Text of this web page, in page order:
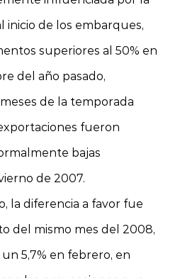
inicio de los embarques,
superiores al 50% en
del año pasado,
de la temporada
fueron
bajas
de 2007.
la diferencia a favor fue
del mismo mes del 2008,
5,7% en febrero, en